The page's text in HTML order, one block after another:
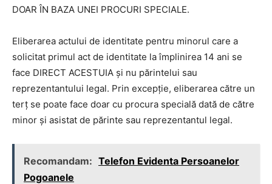
DOAR ÎN BAZA UNEI PROCURI SPECIALE.
Eliberarea actului de identitate pentru minorul care a
solicitat primul act de identitate la împlinirea 14 ani se
face DIRECT ACESTUIA și nu părintelui sau
reprezentantului legal. Prin excepție, eliberarea către un
terț se poate face doar cu procura specială dată de către
minor și asistat de părinte sau reprezentantul legal.
Recomandam: Telefon Evidenta Persoanelor
Pogoanele